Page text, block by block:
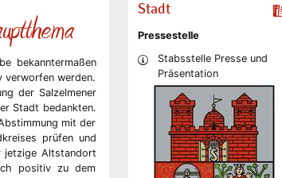
bekanntermaßen
verworfen werden.
der Salzelmener
Stadt bedankten.
mit der
prüfen und
jetzige Altstandort
positiv zu dem
Stadt
Pressestelle
Stabsstelle Presse und
Präsentation